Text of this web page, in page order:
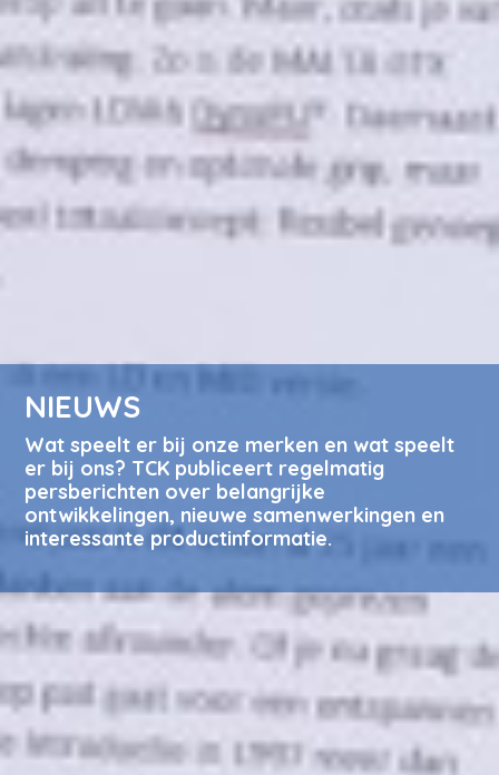
NIEUWS
Wat speelt er bij onze merken en wat speelt
er bij ons? TCK publiceert regelmatig
persberichten over belangrijke
ontwikkelingen, nieuwe samenwerkingen en
interessante productinformatie.